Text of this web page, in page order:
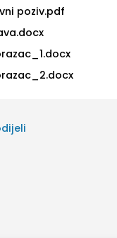
poziv.pdf